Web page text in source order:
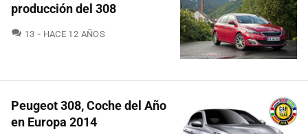
producción del 308
13 COMENTARIOS
HACE 12 AÑOS
Peugeot 308, Coche del Año
en Europa 2014